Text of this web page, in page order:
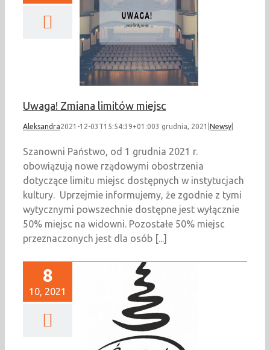
Zmiana limitów
Uwaga! Zmiana limitów miejsc
Aleksandra2021-12-03T15:54:39+01:003 grudnia, 2021 Newsy
Szanowni Państwo, od 1 grudnia 2021 r.
obowiązują nowe rządowymi obostrzenia
dotyczące limitu miejsc dostępnych w instytucjach
kultury. Uprzejmie informujemy, że zgodnie z tymi
wytycznymi powszechnie dostępne jest wyłącznie
50% miejsc na widowni. Pozostałe 50% miejsc
przeznaczonych jest dla osób [...]
8
10, 2021
zapisy na Jarmark